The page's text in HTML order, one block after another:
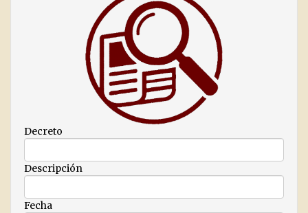
Decreto
Descripción
Fecha